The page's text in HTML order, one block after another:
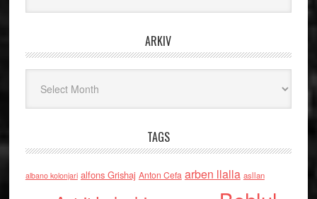
ARKIV
TAGS
albano kolonjari alfons Grishaj Anton Cefa arben llalla asllan